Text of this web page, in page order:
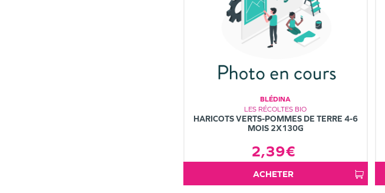
BLÉDINA
LES RÉCOLTES BIO
HARICOTS VERTS-POMMES DE TERRE 4-6
MOIS 2X130G
2,39€
ACHETER